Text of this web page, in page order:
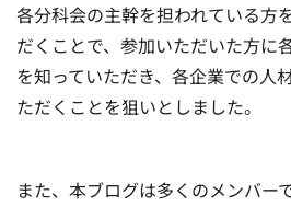
各分科会の主幹を担われている方
だくことで、参加いただいた方に
を知っていただき、各企業での人
ただくことを狙いとしました。
また、本ブログは多くのメンバー